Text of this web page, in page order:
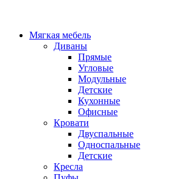
Мягкая мебель
Диваны
Прямые
Угловые
Модульные
Детские
Кухонные
Офисные
Кровати
Двуспальные
Односпальные
Детские
Кресла